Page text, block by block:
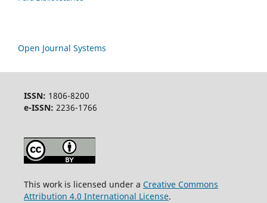
Open Journal Systems
ISSN: 1806-8200
e-ISSN: 2236-1766
This work is licensed under a Creative Commons
Attribution 4.0 International License.